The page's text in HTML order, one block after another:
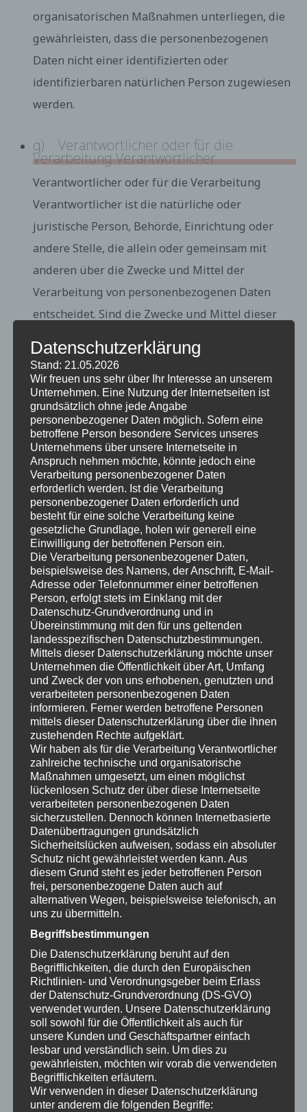
organisatorischen Maßnahmen unterliegen, die
gewährleisten, dass die personenbezogenen
Daten nicht einer identifizierten oder
identifizierbaren natürlichen Person zugewiesen
werden.
g) Verantwortlicher oder für die
Verarbeitung Verantwortlicher
Verantwortlicher oder für die Verarbeitung
Verantwortlicher ist die natürliche oder
juristische Person, Behörde, Einrichtung oder
andere Stelle, die allein oder gemeinsam mit
anderen über die Zwecke und Mittel der
Verarbeitung von personenbezogenen Daten
entscheidet. Sind die Zwecke und Mittel dieser
Recht der Mitgliedstaaten vorgegeben, so kann
der Verantwortliche beziehungsweise können die
bestimmten Kriterien seiner Benennung nach
dem Unionsrecht oder dem Recht der
Mitgliedstaaten vorgesehen werden.
h) Auftragsverarbeiter
Auftragsverarbeiter ist eine natürliche oder
juristische Person, Behörde, Einrichtung oder
andere Stelle, die personenbezogene Daten im
Auftrag des Verantwortlichen verarbeitet.
i) Empfänger
Empfänger ist eine natürliche oder juristische
Person, Behörde, Einrichtung oder andere Stelle,
der personenbezogene Daten offengelegt
werden, unabhängig davon, ob es sich bei ihr um
einen Dritten handelt oder nicht. Behörden, die
im Rahmen eines bestimmten
Untersuchungsauftrags nach dem Unionsrecht
oder dem Recht der Mitgliedstaaten
möglicherweise personenbezogene Daten
erhalten, gelten jedoch nicht als Empfänger.
j) Dritter
Dritter ist eine natürliche oder juristische Person,
Behörde, Einrichtung oder andere Stelle außer
der betroffenen Person, dem Verantwortlichen,
dem Auftragsverarbeiter und den Personen, die
unter der unmittelbaren Verantwortung des
Verantwortlichen oder des Auftragsverarbeiters
befugt sind, die personenbezogenen Daten zu
verarbeiten.
k) Einwilligung
Datenschutzerklärung
Stand: 21.05.2026
Wir freuen uns sehr über Ihr Interesse an unserem
Unternehmen. Eine Nutzung der Internetseiten ist
grundsätzlich ohne jede Angabe
personenbezogener Daten möglich. Sofern eine
betroffene Person besondere Services unseres
Unternehmens über unsere Internetseite in
Anspruch nehmen möchte, könnte jedoch eine
Verarbeitung personenbezogener Daten
erforderlich werden. Ist die Verarbeitung
personenbezogener Daten erforderlich und
besteht für eine solche Verarbeitung keine
gesetzliche Grundlage, holen wir generell eine
Einwilligung der betroffenen Person ein.
Die Verarbeitung personenbezogener Daten,
beispielsweise des Namens, der Anschrift, E-Mail-
Adresse oder Telefonnummer einer betroffenen
Person, erfolgt stets im Einklang mit der
Datenschutz-Grundverordnung und in
Übereinstimmung mit den für uns geltenden
landesspezifischen Datenschutzbestimmungen.
Mittels dieser Datenschutzerklärung möchte unser
Unternehmen die Öffentlichkeit über Art, Umfang
und Zweck der von uns erhobenen, genutzten und
verarbeiteten personenbezogenen Daten
informieren. Ferner werden betroffene Personen
mittels dieser Datenschutzerklärung über die ihnen
zustehenden Rechte aufgeklärt.
Wir haben als für die Verarbeitung Verantwortlicher
zahlreiche technische und organisatorische
Maßnahmen umgesetzt, um einen möglichst
lückenlosen Schutz der über diese Internetseite
verarbeiteten personenbezogenen Daten
sicherzustellen. Dennoch können Internetbasierte
Datenübertragungen grundsätzlich
Sicherheitslücken aufweisen, sodass ein absoluter
Schutz nicht gewährleistet werden kann. Aus
diesem Grund steht es jeder betroffenen Person
frei, personenbezogene Daten auch auf
alternativen Wegen, beispielsweise telefonisch, an
uns zu übermitteln.
Begriffsbestimmungen
Die Datenschutzerklärung beruht auf den
Begrifflichkeiten, die durch den Europäischen
Richtlinien- und Verordnungsgeber beim Erlass
der Datenschutz-Grundverordnung (DS-GVO)
verwendet wurden. Unsere Datenschutzerklärung
soll sowohl für die Öffentlichkeit als auch für
unsere Kunden und Geschäftspartner einfach
lesbar und verständlich sein. Um dies zu
gewährleisten, möchten wir vorab die verwendeten
Begrifflichkeiten erläutern.
Wir verwenden in dieser Datenschutzerklärung
unter anderem die folgenden Begriffe: